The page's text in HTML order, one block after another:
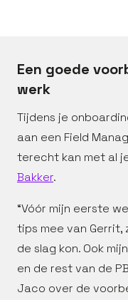
Een goede
werk
Tijdens je
aan een Field
terecht kan met al
Bakker.
“Vóór mijn eerste
tips mee van
de slag kon. Ook
en de rest van de
Jaco over de